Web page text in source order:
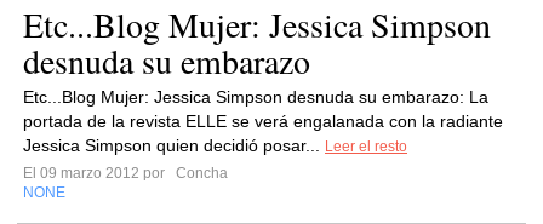
Etc...Blog Mujer: Jessica Simpson
desnuda su embarazo
Etc...Blog Mujer: Jessica Simpson desnuda su embarazo: La
portada de la revista ELLE se verá engalanada con la radiante
Jessica Simpson quien decidió posar...
Leer el resto
El 09 marzo 2012 por
Concha
NONE